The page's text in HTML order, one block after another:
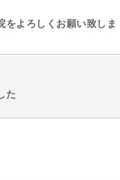
をよろしくお願い致しま
た